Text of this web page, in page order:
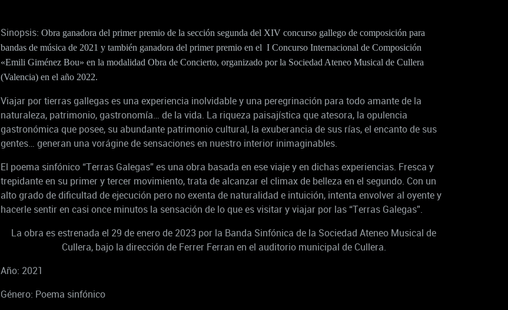
Sinopsis: Obra ganadora del primer premio de la sección segunda del XIV concurso gallego de composición para
bandas de música de 2021 y también ganadora del primer premio en el I Concurso Internacional de Composición
«Emili Giménez Bou» en la modalidad Obra de Concierto, organizado por la Sociedad Ateneo Musical de Cullera
(Valencia) en el año 2022.
Viajar por tierras gallegas es una experiencia inolvidable y una peregrinación para todo amante de la
naturaleza, patrimonio, gastronomía… de la vida. La riqueza paisajística que atesora, la opulencia
gastronómica que posee, su abundante patrimonio cultural, la exuberancia de sus rías, el encanto de sus
gentes… generan una vorágine de sensaciones en nuestro interior inimaginables.
El poema sinfónico “Terras Galegas” es una obra basada en ese viaje y en dichas experiencias. Fresca y
trepidante en su primer y tercer movimiento, trata de alcanzar el climax de belleza en el segundo. Con un
alto grado de dificultad de ejecución pero no exenta de naturalidad e intuición, intenta envolver al oyente y
hacerle sentir en casi once minutos la sensación de lo que es visitar y viajar por las “Terras Galegas”.
La obra es estrenada el 29 de enero de 2023 por la Banda Sinfónica de la Sociedad Ateneo Musical de
Cullera, bajo la dirección de Ferrer Ferran en el auditorio municipal de Cullera.
Año: 2021
Género: Poema sinfónico